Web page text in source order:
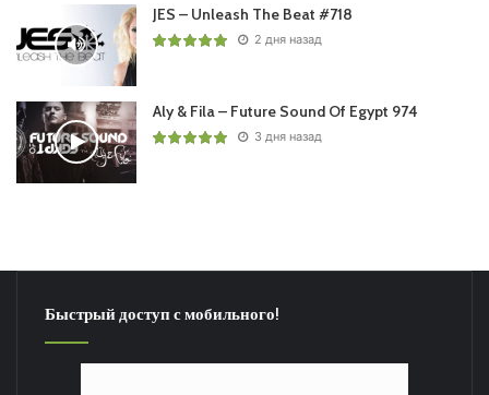
JES – Unleash The Beat #718
2 дня назад
Aly & Fila – Future Sound Of Egypt 974
3 дня назад
Быстрый доступ с мобильного!